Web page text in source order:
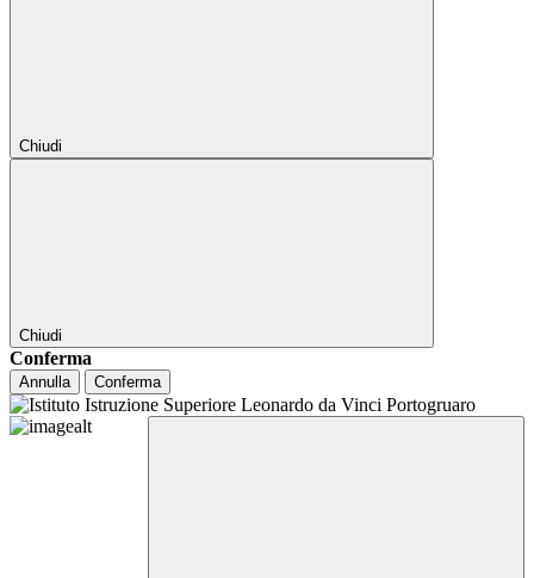
Chiudi
Chiudi
Conferma
Annulla Conferma